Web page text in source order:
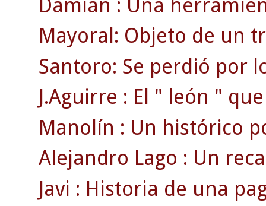
Damián : Una
Mayoral: Objeto de un
Santoro: Se perdió por
J.Aguirre : El " león "
Manolín : Un histórico
Alejandro Lago : Un
Javi : Historia de una